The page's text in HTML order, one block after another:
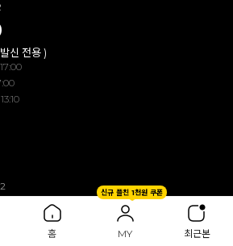
홈
신규 플친 1천원 쿠폰
MY 최근본
신 전용 )
되지않습니다.
해 주세요.